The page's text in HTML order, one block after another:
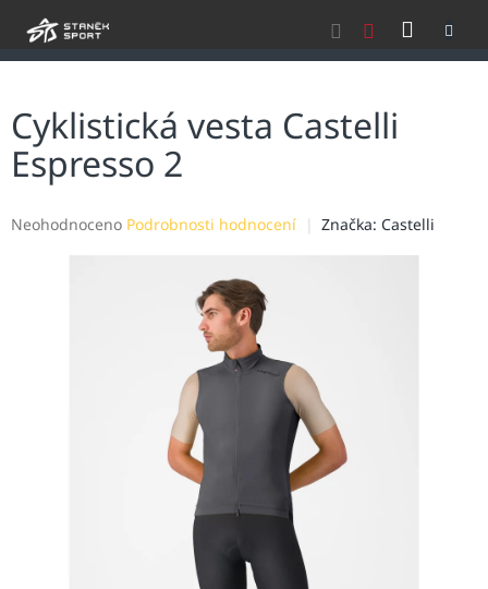
Cyklistická vesta Castelli
Espresso 2
Průměrné
Neohodnoceno Podrobnosti hodnocení Značka: Castelli